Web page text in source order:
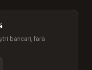
bancari, fără